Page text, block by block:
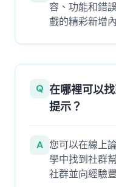
容、功能和錯
戲的精彩新增
Q 在哪裡可以
提示？
A 您可以在線上
學中找到社群
社群並向經驗